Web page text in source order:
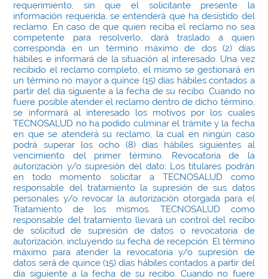
requerimiento, sin que el solicitante presente la
información requerida, se entenderá que ha desistido del
reclamo. En caso de que quien reciba el reclamo no sea
competente para resolverlo, dará traslado a quien
corresponda en un término máximo de dos (2) días
hábiles e informará de la situación al interesado. Una vez
recibido el reclamo completo, el mismo se gestionará en
un término no mayor a quince (15) días hábiles contados a
partir del día siguiente a la fecha de su recibo. Cuando no
fuere posible atender el reclamo dentro de dicho término,
se informará al interesado los motivos por los cuales
TECNOSALUD no ha podido culminar el trámite y la fecha
en que se atenderá su reclamo, la cual en ningún caso
podrá superar los ocho (8) días hábiles siguientes al
vencimiento del primer término. Revocatoria de la
autorización y/o supresión del dato: Los titulares podrán
en todo momento solicitar a TECNOSALUD como
responsable del tratamiento la supresión de sus datos
personales y/o revocar la autorización otorgada para el
Tratamiento de los mismos. TECNOSALUD como
responsable del tratamiento llevará un control del recibo
de solicitud de supresión de datos o revocatoria de
autorización, incluyendo su fecha de recepción. El término
máximo para atender la revocatoria y/o supresión de
datos será de quince (15) días hábiles contados a partir del
día siguiente a la fecha de su recibo. Cuando no fuere